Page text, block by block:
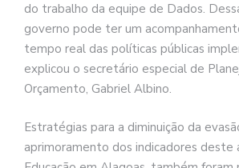
do trabalho da equipe de Dados.
governo pode ter um
tempo real das políticas públicas
explicou o secretário especial de
Orçamento, Gabriel Albino.
Estratégias para a diminuição da
aprimoramento dos indicadores deste